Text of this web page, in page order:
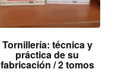
Tornillería: técnica y
práctica de su
fabricación / 2 tomos